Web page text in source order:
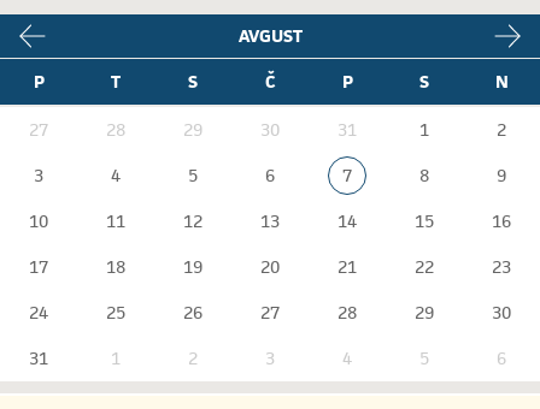
AVGUST
P
T S Č P S N
27 28 29 30 31 1
2
3
4 5 6 7 8
9
10
11 12 13 14 15
16
17
18 19 20 21 22
23
24
25 26 27 28 29
30
31
1 2 3 4 5 6